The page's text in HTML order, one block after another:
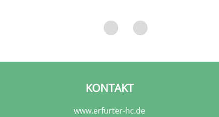
KONTAKT
www.erfurter-hc.de